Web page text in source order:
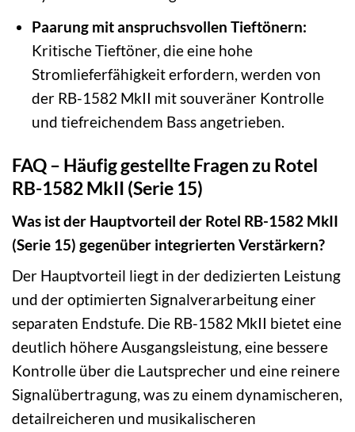
Paarung mit anspruchsvollen Tieftönern:
Kritische Tieftöner, die eine hohe
Stromlieferfähigkeit erfordern, werden von
der RB-1582 MkII mit souveräner Kontrolle
und tiefreichendem Bass angetrieben.
FAQ – Häufig gestellte Fragen zu Rotel
RB-1582 MkII (Serie 15)
Was ist der Hauptvorteil der Rotel RB-1582 MkII
(Serie 15) gegenüber integrierten Verstärkern?
Der Hauptvorteil liegt in der dedizierten Leistung
und der optimierten Signalverarbeitung einer
separaten Endstufe. Die RB-1582 MkII bietet eine
deutlich höhere Ausgangsleistung, eine bessere
Kontrolle über die Lautsprecher und eine reinere
Signalübertragung, was zu einem dynamischeren,
detailreicheren und musikalischeren